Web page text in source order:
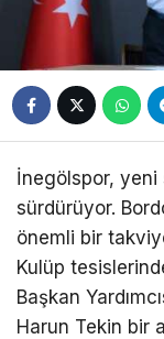
İnegölspor, yeni
sürdürüyor.
önemli bir
Kulüp
Başkan
Harun Tekin bir